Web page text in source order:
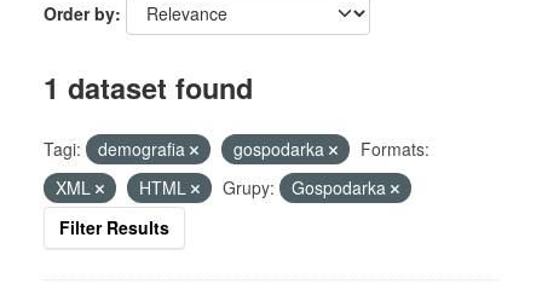
Order by
1 dataset found
Tagi: demografia gospodarka
Formats:
XML
HTML Grupy:
Gospodarka
Filter Results